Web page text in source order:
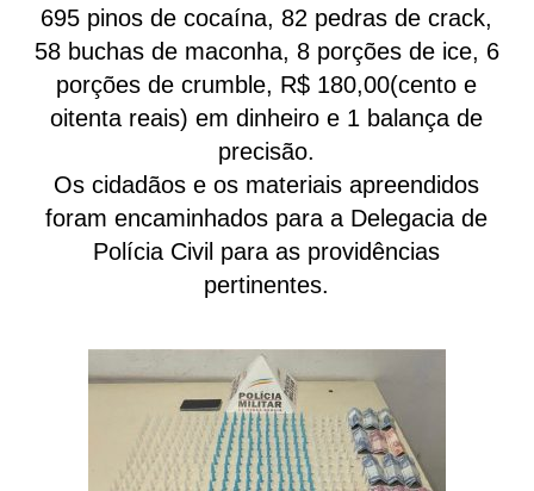
695 pinos de cocaína, 82 pedras de crack,
58 buchas de maconha, 8 porções de ice, 6
porções de crumble, R$ 180,00(cento e
oitenta reais) em dinheiro e 1 balança de
precisão.
Os cidadãos e os materiais apreendidos
foram encaminhados para a Delegacia de
Polícia Civil para as providências
pertinentes.